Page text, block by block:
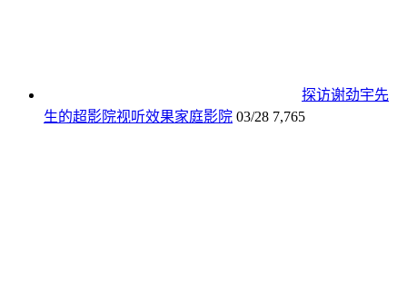
探访谢劲宇先
生的超影院视听效果家庭影院 03/28 7,765